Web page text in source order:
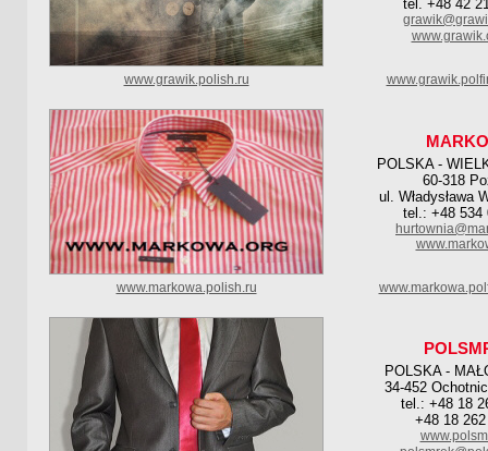
tel. +48 42
www.grawik.polish.ru
POLSKA -
60-318
ul. Władysława
tel.: +48 534
www.markowa.polish.ru
POLSKA -
34-452
tel.: +48 18
+48 18